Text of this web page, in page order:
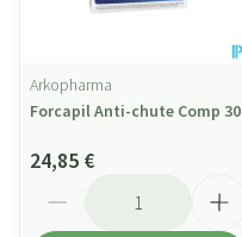
Arkopharma
Forcapil Anti-chute Comp 30
24,85 €